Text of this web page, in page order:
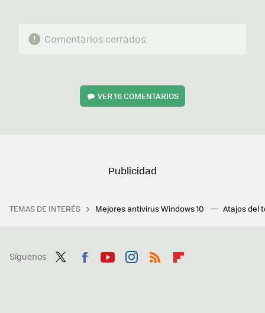
Comentarios cerrados
VER16 COMENTARIOS
TEMAS DE INTERÉS Mejores antivirus Windows 10 Atajos del
Síguenos